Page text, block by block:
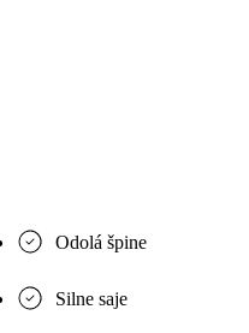
Odolá špine
Silne saje